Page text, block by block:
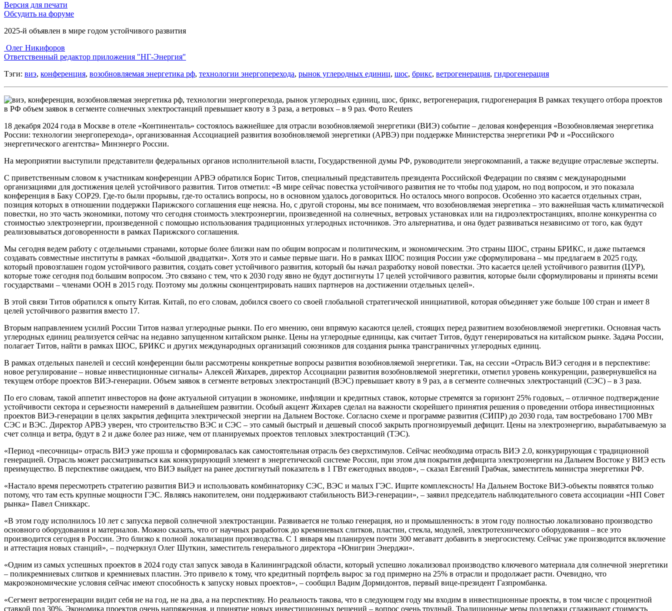
Версия для печати
Обсудить на форуме
2025-й объявлен в мире годом устойчивого развития
Олег Никифоров
Ответственный редактор приложения "НГ-Энергия"
Тэги: виэ, конференция, возобновляемая энергетика рф, технологии энергоперехода, рынок углеродных единиц, шос, брикс, ветрогенерация, гидрогенерация
В рамках текущего отбора проектов
в РФ объем заявок в сегменте солнечных электростанций превышает квоту в 3 раза, а ветровых – в 9 раз. Фото Reuters
18 декабря 2024 года в Москве в отеле «Континенталь» состоялось важнейшее для отрасли возобновляемой энергетики (ВИЭ) событие – деловая конференция «Возобновляемая энергетика
России: технологии энергоперехода», организованная Ассоциацией развития возобновляемой энергетики (АРВЭ) при поддержке Министерства энергетики РФ и «Российского
энергетического агентства» Минэнерго России.
На мероприятии выступили представители федеральных органов исполнительной власти, Государственной думы РФ, руководители энергокомпаний, а также ведущие отраслевые эксперты.
С приветственным словом к участникам конференции АРВЭ обратился Борис Титов, специальный представитель президента Российской Федерации по связям с международными
организациями для достижения целей устойчивого развития. Титов отметил: «В мире сейчас повестка устойчивого развития не то чтобы под ударом, но под вопросом, и это показала
конференция в Баку СОР29. Где-то были прорывы, где-то остались вопросы, но в основном удалось договориться. Но осталось много вопросов. Особенно это касается отдельных стран,
позиция которых в отношении поддержки Парижского соглашения еще неясна. Но, с другой стороны, мы все понимаем, что возобновляемая энергетика – это важнейшая часть климатической
повестки, но это часть экономики, потому что сегодня стоимость электроэнергии, произведенной на солнечных, ветровых установках или на гидроэлектростанциях, вполне конкурентна со
стоимостью электроэнергии, произведенной с помощью использования традиционных углеродных источников. Это альтернатива, и она будет развиваться независимо от того, как будут
реализовываться договоренности в рамках Парижского соглашения.
Мы сегодня ведем работу с отдельными странами, которые более близки нам по общим вопросам и политическим, и экономическим. Это страны ШОС, страны БРИКС, и даже пытаемся
создавать совместные институты в рамках «большой двадцатки». Хотя это и самые первые шаги. Но в рамках ШОС позиция России уже сформулирована – мы предлагаем в 2025 году,
который провозглашен годом устойчивого развития, создать совет устойчивого развития, который бы начал разработку новой повестки. Это касается целей устойчивого развития (ЦУР),
которые тоже сегодня под большим вопросом. Это связано с тем, что к 2030 году явно не будут достигнуты 17 целей устойчивого развития, которые были сформулированы и приняты всеми
государствами – членами ООН в 2015 году. Поэтому мы должны сконцентрировать наших партнеров на достижении отдельных целей».
В этой связи Титов обратился к опыту Китая. Китай, по его словам, добился своего со своей глобальной стратегической инициативой, которая объединяет уже больше 100 стран и имеет 8
целей устойчивого развития вместо 17.
Вторым направлением усилий России Титов назвал углеродные рынки. По его мнению, они впрямую касаются целей, стоящих перед развитием возобновляемой энергетики. Основная часть
углеродных единиц реализуется сейчас на недавно запущенном китайском рынке. Цены на углеродные единицы, как считает Титов, будут генерироваться на китайском рынке. Задача России,
полагает Титов, найти в рамках ШОС, БРИКС и других международных организаций союзников для создания рынка трансграничных углеродных единиц.
В рамках отдельных панелей и сессий конференции были рассмотрены конкретные вопросы развития возобновляемой энергетики. Так, на сессии «Отрасль ВИЭ сегодня и в перспективе:
новое регулирование – новые инвестиционные сигналы» Алексей Жихарев, директор Ассоциации развития возобновляемой энергетики, отметил уровень конкуренции, развернувшейся на
текущем отборе проектов ВИЭ-генерации. Объем заявок в сегменте ветровых электростанций (ВЭС) превышает квоту в 9 раз, а в сегменте солнечных электростанций (СЭС) – в 3 раза.
По его словам, такой аппетит инвесторов на фоне актуальной ситуации в экономике, инфляции и кредитных ставок, которые стремятся за горизонт 25% годовых, – отличное подтверждение
устойчивости сектора и серьезности намерений в дальнейшем развитии. Особый акцент Жихарев сделал на важности скорейшего принятия решения о проведении отбора инвестиционных
проектов ВИЭ-генерации в целях закрытия дефицита электрической энергии на Дальнем Востоке. Согласно схеме и программе развития (СИПР) до 2030 года, там востребовано 1700 МВт
СЭС и ВЭС. Директор АРВЭ уверен, что строительство ВЭС и СЭС – это самый быстрый и дешевый способ закрыть прогнозируемый дефицит. Цены на электроэнергию, вырабатываемую за
счет солнца и ветра, будут в 2 и даже более раз ниже, чем от планируемых проектов тепловых электростанций (ТЭС).
«Период «песочницы» отрасль ВИЭ уже прошла и сформировалась как самостоятельная отрасль без сверхстимулов. Сейчас необходима отрасль ВИЭ 2.0, конкурирующая с традиционной
генерацией. Отрасль может рассматриваться как конкурирующий элемент в энергетической системе России, при этом для покрытия дефицита электроэнергии на Дальнем Востоке у ВИЭ есть
преимущество. В перспективе ожидаем, что ВИЭ выйдет на ранее достигнутый показатель в 1 ГВт ежегодных вводов», – сказал Евгений Грабчак, заместитель министра энергетики РФ.
«Настало время пересмотреть стратегию развития ВИЭ и использовать комбинаторику СЭС, ВЭС и малых ГЭС. Ищите комплексность! На Дальнем Востоке ВИЭ-объекты появятся только
потому, что там есть крупные мощности ГЭС. Являясь накопителем, они поддерживают стабильность ВИЭ-генерации», – заявил председатель наблюдательного совета ассоциации «НП Совет
рынка» Павел Сниккарс.
«В этом году исполнилось 10 лет с запуска первой солнечной электростанции. Развивается не только генерация, но и промышленность: в этом году полностью локализовано производство
основного оборудования и материалов. Можно сказать, что от научных разработок до кремниевых слитков, пластин, стекла, модулей, электротехнического оборудования – все это
производится сегодня в России. Это близко к полной локализации производства. С 1 января мы планируем почти 300 мегаватт добавить в энергосистему. Сейчас уже производится включение
и аттестация новых станций», – подчеркнул Олег Шуткин, заместитель генерального директора «Юнигрин Энерджи».
«Одним из самых успешных проектов в 2024 году стал запуск завода в Калининградской области, который успешно локализовал производство ключевого материала для солнечной энергетики
– поликремниевых слитков и кремниевых пластин. Это привело к тому, что кредитный портфель вырос за год примерно на 25% в отрасли и продолжает расти. Очевидно, что
макроэкономические условия сейчас имеют способность к запуску новых проектов», – сообщил Вадим Дормидонтов, первый вице-президент Газпромбанка.
«Сегмент ветрогенерации видит себя не на год, не на два, а на перспективу. Но реальность такова, что в следующем году мы входим в инвестиционные проекты, в том числе с процентной
ставкой под 30%. Экономика проектов очень напряженная, и принятие новых инвестиционных решений – вопрос очень трудный. Традиционные меры поддержки сглаживают стоимость